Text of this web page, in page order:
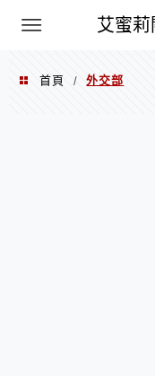
艾蜜
PXN
首頁 / 外交部